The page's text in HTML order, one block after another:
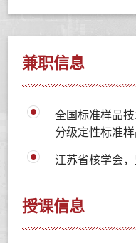
兼职信息
全国标准样品
分级定性标准
江苏省核学会，
授课信息